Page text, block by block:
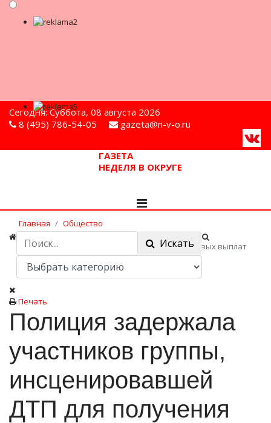
Сегодня: Суббота, 08 августа 2026
8 (495) 786-54-05
gazeta@n-v-o.ru
ГАЗЕТА
НЕДЕЛЯ В ОКРУГЕ
Главная
Общество
Полиция задержала участников группы,
инсценировавшей ДТП для получения страховых выплат
МВД России
Искать
Печать
Полиция задержала
участников группы,
инсценировавшей
ДТП для получения